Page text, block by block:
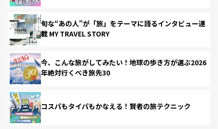
旬な“あの人”が「旅」をテーマに語るインタビュー連
載 MY TRAVEL STORY
今、こんな旅がしてみたい！地球の歩き方が選ぶ2026
年絶対行くべき旅先30
コスパもタイパもかなえる！賢者の旅テクニック